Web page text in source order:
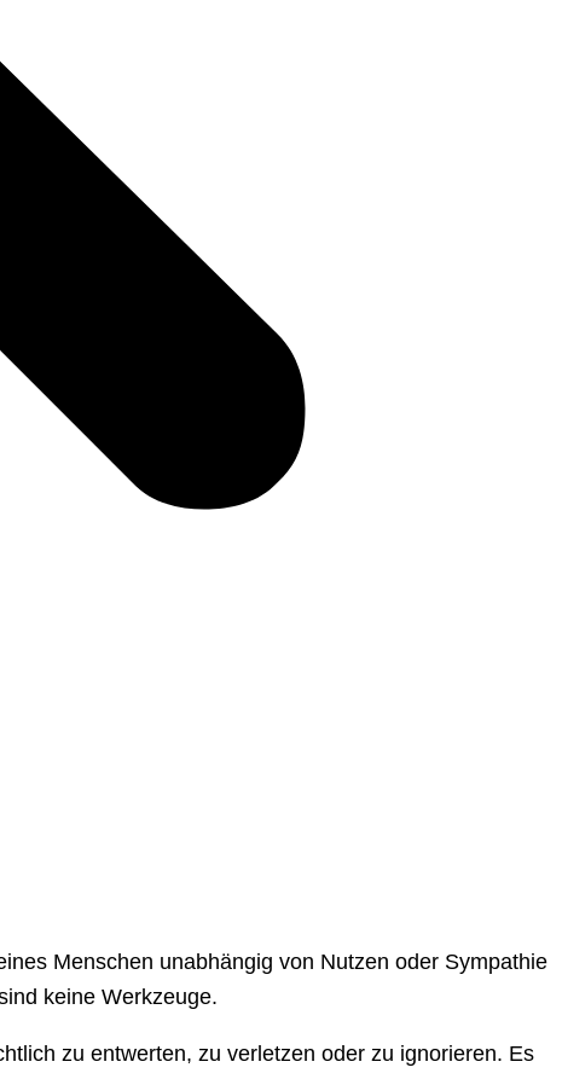
Menschen unabhängig von Nutzen oder Sympathie
keine Werkzeuge.
zu entwerten, zu verletzen oder zu ignorieren. Es